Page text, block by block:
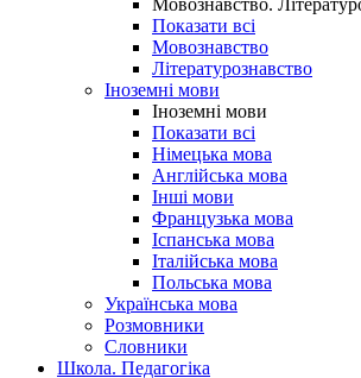
Мовознавство.
Показати всі
Мовознавство
Літературознавство
Іноземні мови
Іноземні мови
Показати всі
Німецька мова
Англійська мова
Інші мови
Французька мова
Іспанська мова
Італійська мова
Польська мова
Українська мова
Розмовники
Словники
Школа. Педагогіка